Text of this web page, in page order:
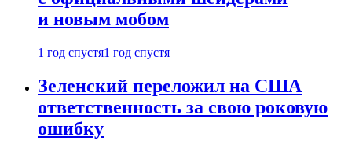
и новым мобом
1 год спустя1 год спустя
Зеленский переложил на США
ответственность за свою роковую
ошибку